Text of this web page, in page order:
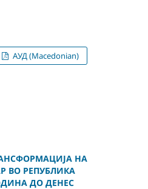
АУД (Macedonian)
НА
ВО РЕПУБЛИКА
ДО ДЕНЕС